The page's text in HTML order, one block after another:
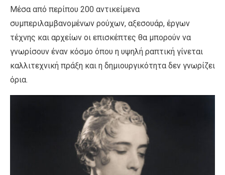
Μέσα από περίπου 200 αντικείμενα
συμπεριλαμβανομένων ρούχων, αξεσουάρ, έργων
τέχνης και αρχείων οι επισκέπτες θα μπορούν να
γνωρίσουν έναν κόσμο όπου η υψηλή ραπτική γίνεται
καλλιτεχνική πράξη και η δημιουργικότητα δεν γνωρίζει
όρια.